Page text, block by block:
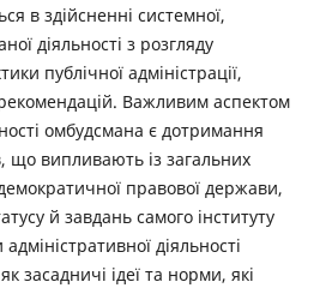
в здійсненні системної,
діяльності з розгляду
публічної адміністрації,
рекомендацій. Важливим аспектом
омбудсмана є дотримання
що випливають із загальних
правової держави,
й завдань самого інституту
діяльності
засадничі ідеї та норми, які